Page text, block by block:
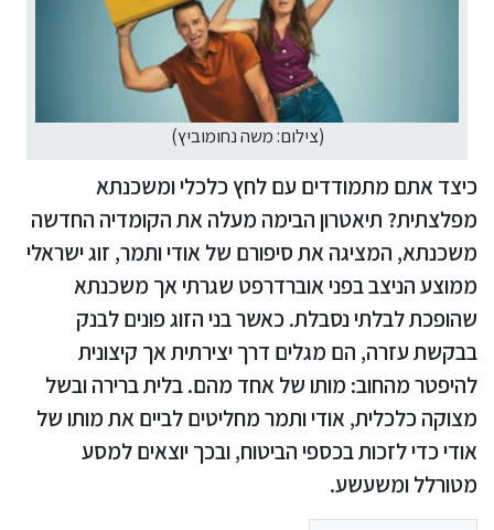
(צילום: משה נחומוביץ)
כיצד אתם מתמודדים עם לחץ כלכלי ומשכנתא
מפלצתית? תיאטרון הבימה מעלה את הקומדיה החדשה
משכנתא, המציגה את סיפורם של אודי ותמר, זוג ישראלי
ממוצע הניצב בפני אוברדרפט שגרתי אך משכנתא
שהופכת לבלתי נסבלת. כאשר בני הזוג פונים לבנק
בבקשת עזרה, הם מגלים דרך יצירתית אך קיצונית
להיפטר מהחוב: מותו של אחד מהם. בלית ברירה ובשל
מצוקה כלכלית, אודי ותמר מחליטים לביים את מותו של
אודי כדי לזכות בכספי הביטוח, ובכך יוצאים למסע
מטורלל ומשעשע.